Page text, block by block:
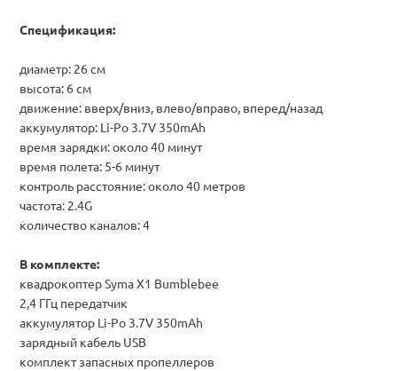
Спецификация:
диаметр: 26 см
высота: 6 см
движение: вверх/вниз, влево/вправо, вперед/назад
аккумулятор: Li-Po 3.7V 350mAh
время зарядки: около 40 минут
время полета: 5-6 минут
контроль расстояние: около 40 метров
частота: 2.4G
количество каналов: 4
В комплекте:
квадрокоптер Syma X1 Bumblebee
2,4 ГГц передатчик
аккумулятор Li-Po 3.7V 350mAh
зарядный кабель USB
комплект запасных пропеллеров